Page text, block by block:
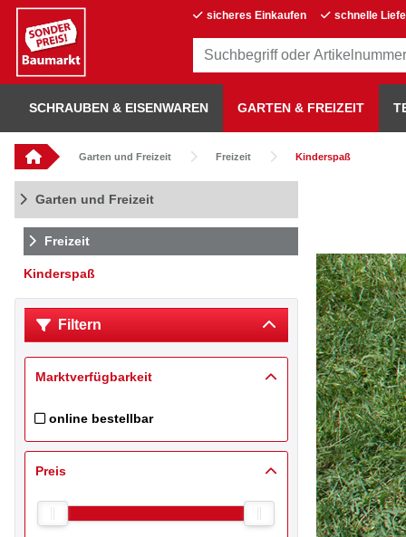
sicheres Einkaufen schnelle
SCHRAUBEN & EISENWAREN GARTEN & FREIZEIT
Garten und Freizeit Freizeit Kinderspaß
Garten und Freizeit
Freizeit
Kinderspaß
Filtern
Marktverfügbarkeit
online bestellbar
Filtern nach Online Inventory Pricebook: online bestellbar
Preis